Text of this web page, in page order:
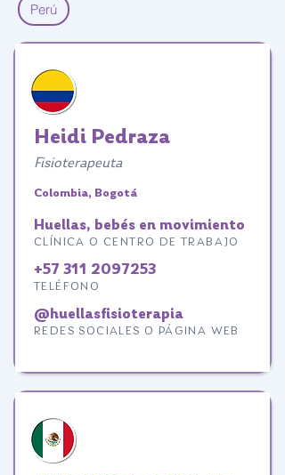
Perú
Heidi Pedraza
Fisioterapeuta
Colombia, Bogotá
Huellas, bebés en movimiento
CLÍNICA O CENTRO DE TRABAJO
+57 311 2097253
TELÉFONO
@huellasfisioterapia
REDES SOCIALES O PÁGINA WEB